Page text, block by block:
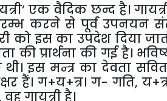
एक वैदिक छन्द है।
करने से पूर्व उपनयन
को इस का उपदेश दिया
की प्रार्थना की गई है।
इस मन्त्र का देवता
हैं। ग+य+त्र। ग- गति,
गायत्री है।